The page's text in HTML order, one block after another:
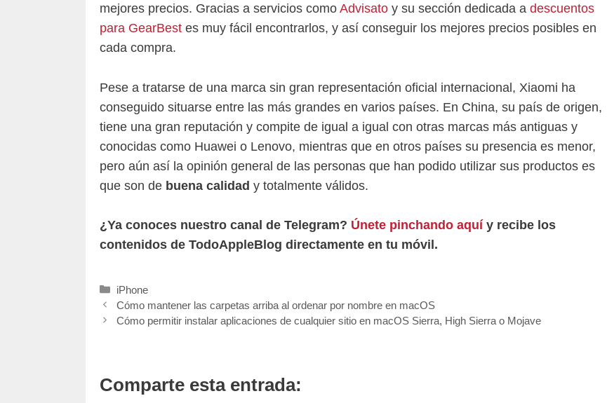
mejores precios. Gracias a servicios como Advisato y su sección dedicada a descuentos
para GearBest es muy fácil encontrarlos, y así conseguir los mejores precios posibles en
cada compra.
Pese a tratarse de una marca sin gran representación oficial internacional, Xiaomi ha
conseguido situarse entre las más grandes en varios países. En China, su país de origen,
tiene una gran reputación y compite de igual a igual con otras marcas más antiguas y
conocidas como Huawei o Lenovo, mientras que en otros países su presencia es menor,
pero aún así la opinión general de las personas que han podido utilizar sus productos es
que son de buena calidad y totalmente válidos.
¿Ya conoces nuestro canal de Telegram? Únete pinchando aquí y recibe los
contenidos de TodoAppleBlog directamente en tu móvil.
Categorías
iPhone
Cómo mantener las carpetas arriba al ordenar por nombre en macOS
Cómo permitir instalar aplicaciones de cualquier sitio en macOS Sierra, High Sierra o Mojave
Comparte esta entrada: